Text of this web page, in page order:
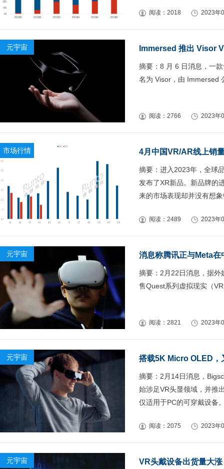
阅读：2018 2023年
元宇宙 Immersed 推出 Visor
摘要：8 月 6 日消息，一
名为 Visor，由 Immersed
阅读：2766 2023年
市场行情 4月中国VR/AR线上销
摘要：进入2023年，全球
发布了XR新品。新品牌的
来的市场表现却并没有想
阅读：2489 2023年
元宇宙 消息称腾讯正与Meta
摘要：2月22日消息，据
售Quest系列虚拟现实（
阅读：2821 2023年
元宇宙 搭载5K Micro OLED，
摘要：2月14日消息，
始涉足VR头显领域，并推
仅适用于PC的可穿戴设备
阅读：2075 2023年
元宇宙 VR头戴设备出货量大